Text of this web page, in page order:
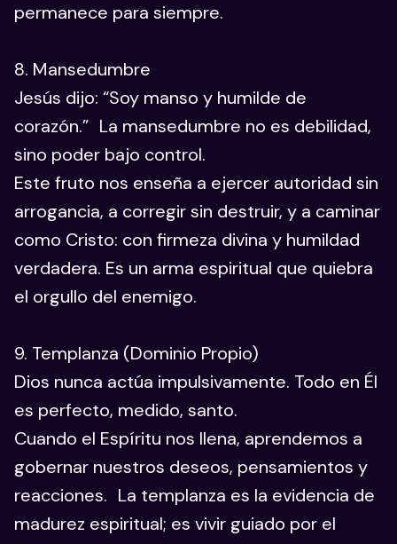
permanece para siempre.
8. Mansedumbre
Jesús dijo: “Soy manso y humilde de
corazón.” La mansedumbre no es debilidad,
sino poder bajo control.
Este fruto nos enseña a ejercer autoridad sin
arrogancia, a corregir sin destruir, y a caminar
como Cristo: con firmeza divina y humildad
verdadera. Es un arma espiritual que quiebra
el orgullo del enemigo.
9. Templanza (Dominio Propio)
Dios nunca actúa impulsivamente. Todo en Él
es perfecto, medido, santo.
Cuando el Espíritu nos llena, aprendemos a
gobernar nuestros deseos, pensamientos y
reacciones. La templanza es la evidencia de
madurez espiritual; es vivir guiado por el